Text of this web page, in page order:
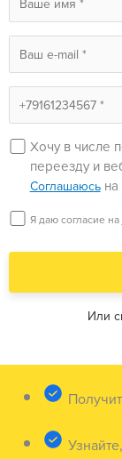
Хочу в числе
переезду и
Соглашаюсьна
Я даю согласие на
Или